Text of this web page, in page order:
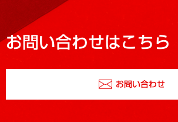
お問い合わせはこちら
お問い合わせ